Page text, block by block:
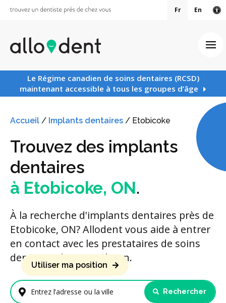
Fr En
Le Régime canadien de soins dentaires (RCSD)
maintenant accessible à tous les groupes d’âge
Accueil / Implants dentaires / Etobicoke
Trouvez des implants
dentaires
à Etobicoke, ON.
À la recherche d'implants dentaires près de
Etobicoke, ON? Allodent vous aide à entrer
en contact avec les prestataires de soins
dentaires de votre région.
Entrez l'adresse ou la ville
Utiliser ma position
Rechercher